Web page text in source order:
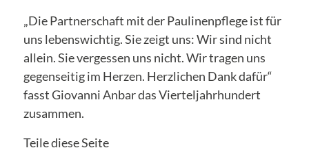
„Die Partnerschaft mit der Paulinenpflege ist für
uns lebenswichtig. Sie zeigt uns: Wir sind nicht
allein. Sie vergessen uns nicht. Wir tragen uns
gegenseitig im Herzen. Herzlichen Dank dafür“
fasst Giovanni Anbar das Vierteljahrhundert
zusammen.
Teile diese Seite